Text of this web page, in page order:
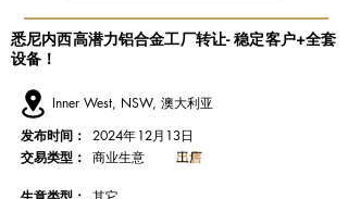
悉尼内西高潜力铝合金工厂转让- 稳定客户+全套
设备！
Inner West, NSW, 澳大利亚
发布时间： 2024年12月13日
交易类型：
商业生意 出售
工厂